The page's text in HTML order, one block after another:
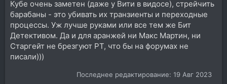
Кубе очень заметен (даже у Вити в видосе), стрейчить
барабаны - это убивать их транзиенты и переходные
процессы. Уж лучше руками или все тем же Бит
Детективом. Да и для аранжей ни Макс Мартин, ни
Старгейт не брезгуют PT, что бы на форумах не
писали)))
Последнее редактирование: 19 Авг 2023